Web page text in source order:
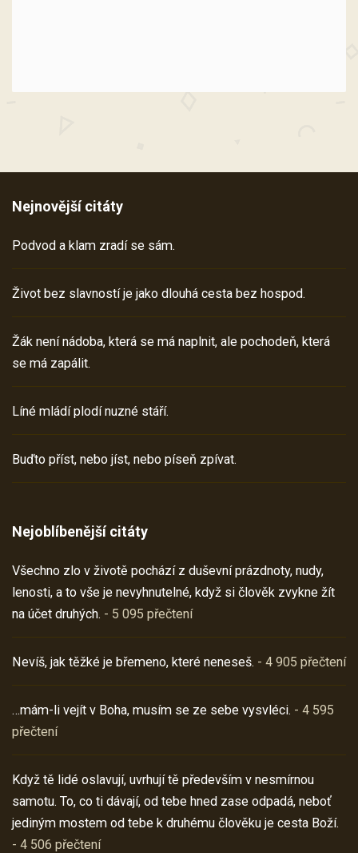
Nejnovější citáty
Podvod a klam zradí se sám.
Život bez slavností je jako dlouhá cesta bez hospod.
Žák není nádoba, která se má naplnit, ale pochodeň, která
se má zapálit.
Líné mládí plodí nuzné stáří.
Buďto příst, nebo jíst, nebo píseň zpívat.
Nejoblíbenější citáty
Všechno zlo v životě pochází z duševní prázdnoty, nudy,
lenosti, a to vše je nevyhnutelné, když si člověk zvykne žít
na účet druhých. - 5 095 přečtení
Nevíš, jak těžké je břemeno, které neneseš. - 4 905 přečtení
…mám-li vejít v Boha, musím se ze sebe vysvléci. - 4 595
přečtení
Když tě lidé oslavují, uvrhují tě především v nesmírnou
samotu. To, co ti dávají, od tebe hned zase odpadá, neboť
jediným mostem od tebe k druhému člověku je cesta Boží.
- 4 506 přečtení